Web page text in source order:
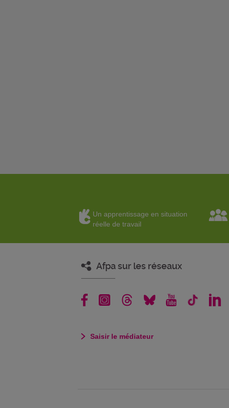
Un apprentissage en situation
réelle de travail
Afpa sur les réseaux
Saisir le médiateur